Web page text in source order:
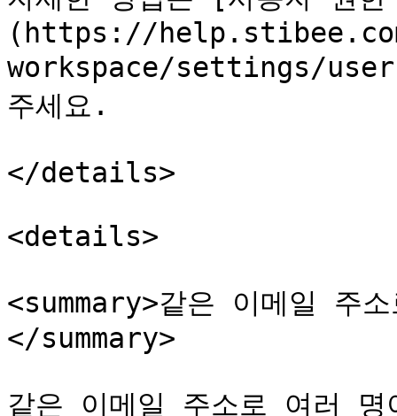
(https://
workspace/settings/
주세요.
</details>
<details>
<summary>같은 이메일 주
</summary>
같은 이메일 주소로 여러